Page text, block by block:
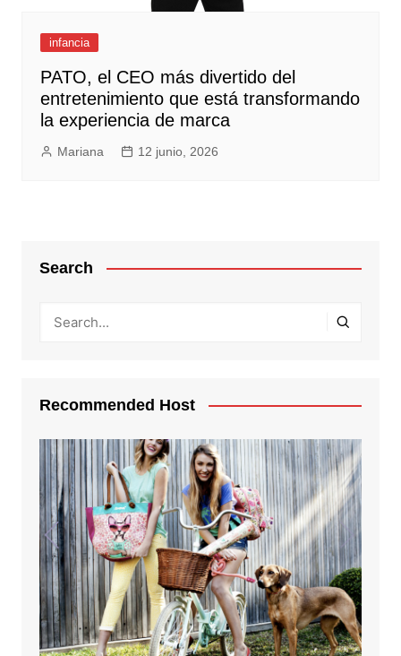
infancia
PATO, el CEO más divertido del
entretenimiento que está transformando
la experiencia de marca
Mariana 12 junio, 2026
Search
Recommended Host